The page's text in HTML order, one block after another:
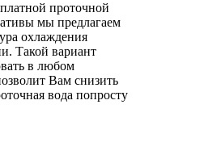
проточной
мы предлагаем
охлаждения
Такой вариант
в любом
Вам снизить
вода попросту